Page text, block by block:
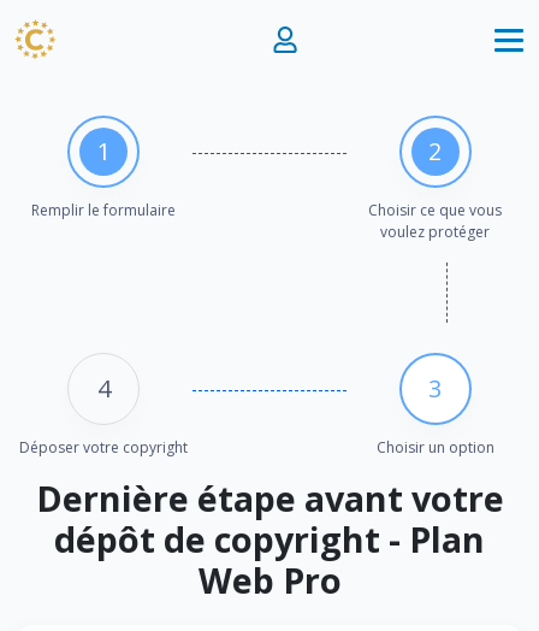
1
Remplir le formulaire
2
Choisir ce que vous
voulez protéger
3
Choisir un option
4
Déposer votre copyright
Dernière étape avant votre
dépôt de copyright - Plan
Web Pro